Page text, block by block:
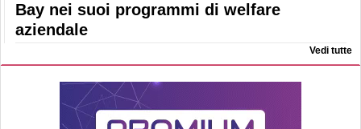
Bay nei suoi programmi di welfare
aziendale
Vedi tutte